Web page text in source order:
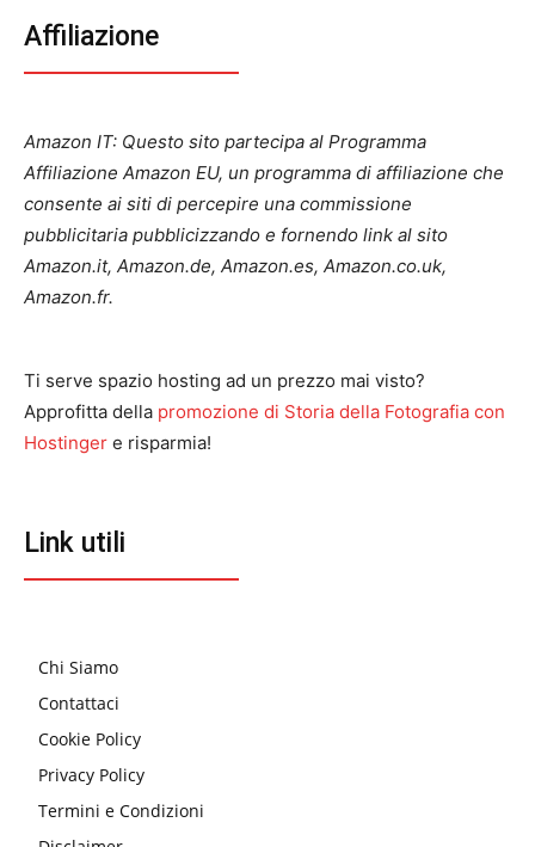
Affiliazione
Amazon IT: Questo sito partecipa al Programma
Affiliazione Amazon EU, un programma di affiliazione che
consente ai siti di percepire una commissione
pubblicitaria pubblicizzando e fornendo link al sito
Amazon.it, Amazon.de, Amazon.es, Amazon.co.uk,
Amazon.fr.
Ti serve spazio hosting ad un prezzo mai visto?
Approfitta della promozione di Storia della Fotografia con
Hostinger e risparmia!
Link utili
Chi Siamo
Contattaci
Cookie Policy
Privacy Policy
Termini e Condizioni